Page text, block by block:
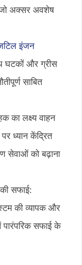
अक्सर अवशेष
इंजन
घटकों और ग्रीस
साबित
का लक्ष्य वाहन
ध्यान केंद्रित
सेवाओं को बढ़ाना
सफाई:
की व्यापक और
सफाई के